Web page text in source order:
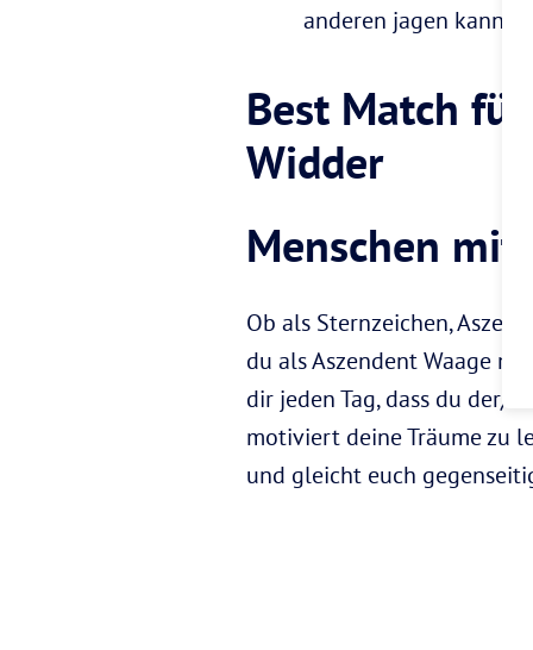
anderen jagen
Best Match
Widder
Menschen mit
Ob als Sternzeichen,
du als Aszendent Waage
dir jeden Tag, dass du der/
motiviert deine Träume zu
und gleicht euch